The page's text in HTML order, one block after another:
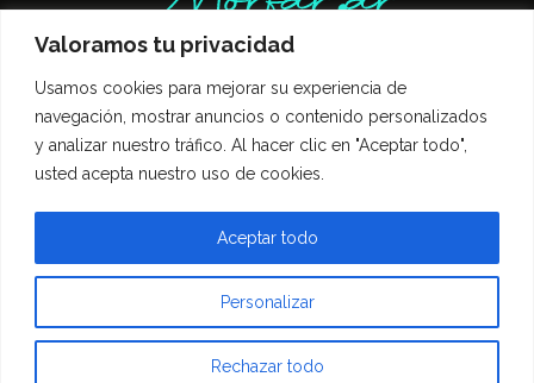
Valoramos tu privacidad
Usamos cookies para mejorar su experiencia de
navegación, mostrar anuncios o contenido personalizados
y analizar nuestro tráfico. Al hacer clic en "Aceptar todo",
usted acepta nuestro uso de cookies.
Personalizar
Rechazar todo
Aceptar todo
Inicio Entrevistas
Guía Gastronómica
Contacto